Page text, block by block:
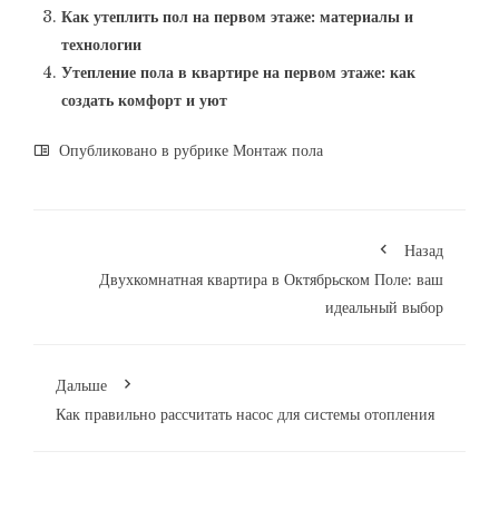
Как утеплить пол на первом этаже: материалы и
технологии
Утепление пола в квартире на первом этаже: как
создать комфорт и уют
Опубликовано в рубрике Монтаж пола
Назад
Двухкомнатная квартира в Октябрьском Поле: ваш
идеальный выбор
Дальше
Как правильно рассчитать насос для системы отопления